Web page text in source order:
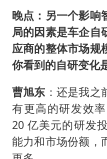
晚点：另一个影响
局的因素是车企自
应商的整体市场规
你看到的自研变化
曹旭东 ：还是我
有更高的研发效
20 亿美元的研发
能力和市场份额，